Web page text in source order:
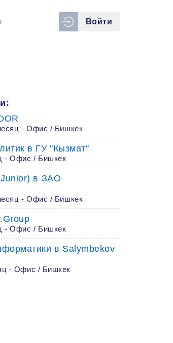
Войти
- Офис / Бишкек
в ГУ "Кызмат"
- Офис / Бишкек
в ЗАО
- Офис / Бишкек
- Офис / Бишкек
в Salymbekov
- Офис / Бишкек